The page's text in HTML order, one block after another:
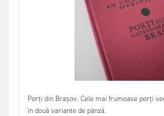
Porți din Brașov. Cele mai frumoase porți
în două variante de pânză.